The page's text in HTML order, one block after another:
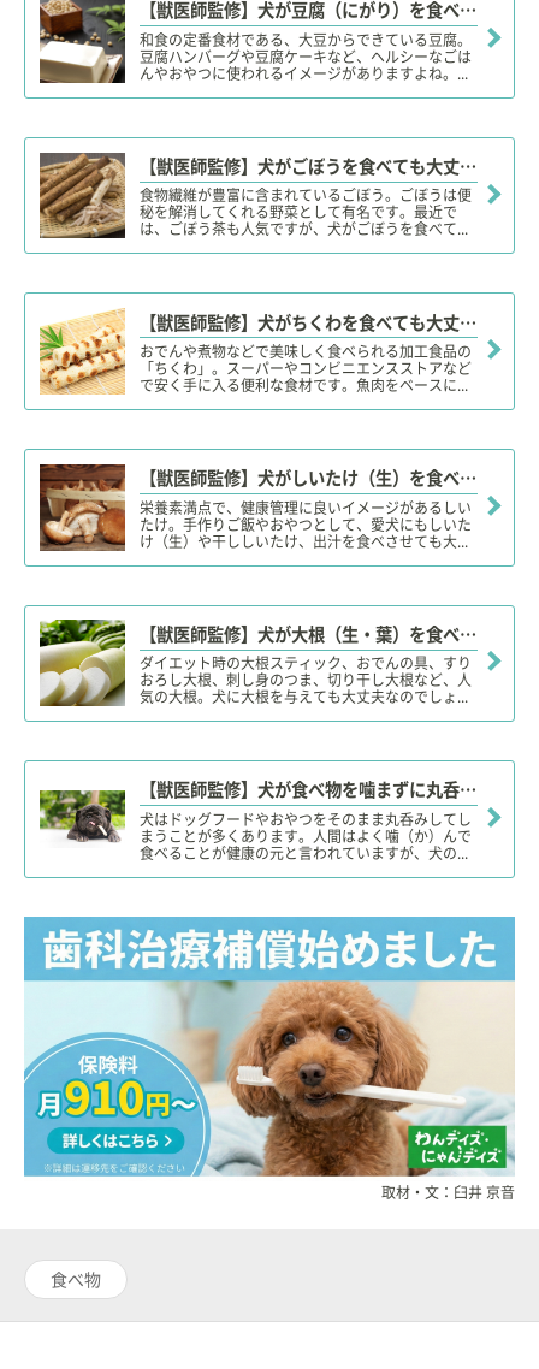
【獣医師監修】犬が豆腐（にがり）を食べても大丈夫？腎臓病やアレルギーに注意！適量やダイエット効果は？
和食の定番食材である、大豆からできている豆腐。
豆腐ハンバーグや豆腐ケーキなど、ヘルシーなごは
んやおやつに使われるイメージがありますよね。...
【獣医師監修】犬がごぼうを食べても大丈夫！？与える際の注意点
食物繊維が豊富に含まれているごぼう。ごぼうは便
秘を解消してくれる野菜として有名です。最近で
は、ごぼう茶も人気ですが、犬がごぼうを食べて...
【獣医師監修】犬がちくわを食べても大丈夫？適量は？塩分やアレルギー、添加物は？
おでんや煮物などで美味しく食べられる加工食品の
「ちくわ」。スーパーやコンビニエンスストアなど
で安く手に入る便利な食材です。魚肉をベースに...
【獣医師監修】犬がしいたけ（生）を食べても大丈夫？ダメ？干ししいたけや出汁、注意点や適量は？
栄養素満点で、健康管理に良いイメージがあるしい
たけ。手作りご飯やおやつとして、愛犬にもしいた
け（生）や干ししいたけ、出汁を食べさせても大...
【獣医師監修】犬が大根（生・葉）を食べても大丈夫？大根を与え
ダイエット時の大根スティック、おでんの具、すり
おろし大根、刺し身のつま、切り干し大根など、人
気の大根。犬に大根を与えても大丈夫なのでしょ...
【獣医師監修】犬が食べ物を噛まずに丸呑みしても大丈夫？大きな食べ物やおもちゃんの誤飲に注意！
犬はドッグフードやおやつをそのまま丸呑みしてし
まうことが多くあります。人間はよく噛（か）んで
食べることが健康の元と言われていますが、犬の...
取材・文：臼井 京音
食べ物